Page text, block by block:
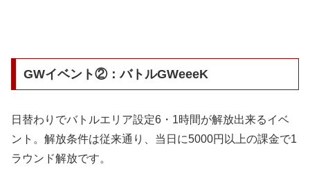
GWイベント②：バトルGWeeeK
日替わりでバトルエリア設定6・1時間が解放出来るイベ
ント。解放条件は従来通り、当日に5000円以上の課金で1
ラウンド解放です。